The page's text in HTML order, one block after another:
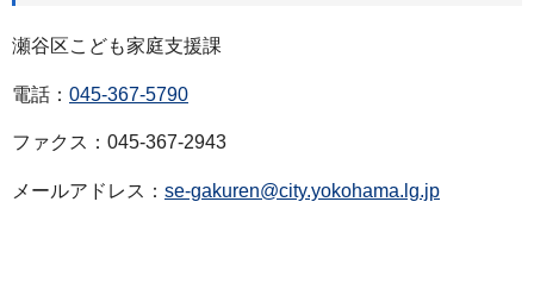
瀬谷区こども家庭支援課
電話： 045-367-5790
ファクス：045-367-2943
メールアドレス： se-gakuren@city.yokohama.lg.jp